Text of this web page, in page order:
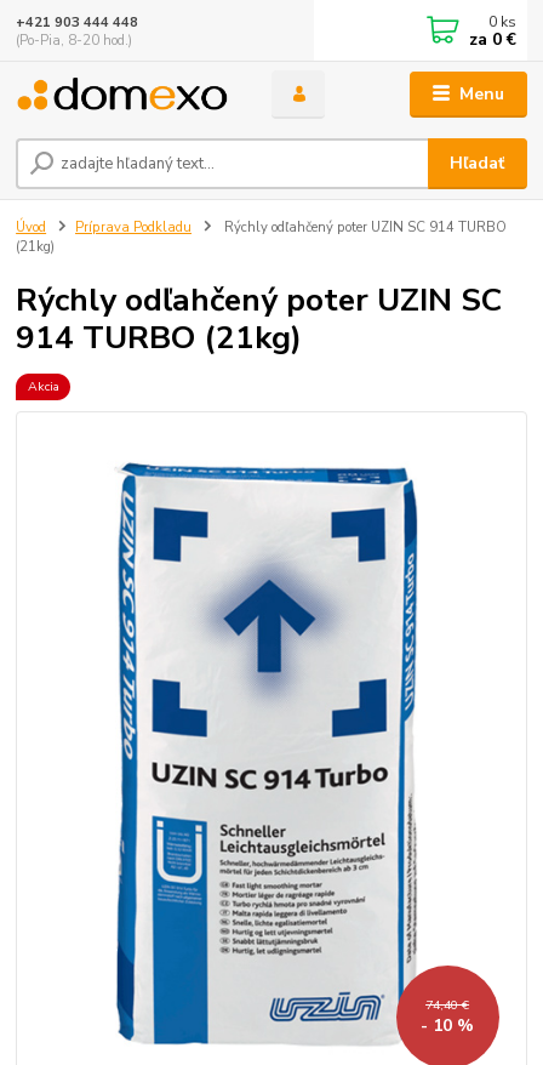
Menu
Hľadať
+421 903 444 448
(Po-Pia, 8-20 hod.)
0 ks
za 0 €
Úvod Príprava Podkladu
Rýchly odľahčený poter UZIN SC 914 TURBO
(21kg)
Rýchly odľahčený poter UZIN SC
914 TURBO (21kg)
Akcia
74,40 €
- 10 %